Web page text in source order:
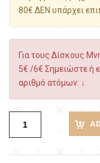
80€ ΔΕΝ υπάρχει
Για τους Δίσκους
5€ /6€ Σημειώστε ή
αριθμό ατόμων: ↓